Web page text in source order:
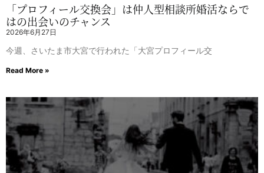
「プロフィール交換会」は仲人型相談所婚活ならで
はの出会いのチャンス
2026年6月27日
今週、さいたま市大宮で行われた「大宮プロフィール交
Read More »